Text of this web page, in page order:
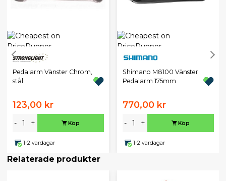
Pedalarm Vänster Chrom,
stål
123,00 kr
- + Köp
1-2 vardagar
Shimano M8100 Vänster
Pedalarm 175mm
770,00 kr
- + Köp
1-2 vardagar
Relaterade produkter